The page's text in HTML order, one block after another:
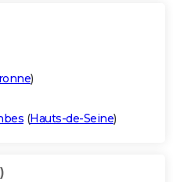
)
(Hauts-de-Seine)